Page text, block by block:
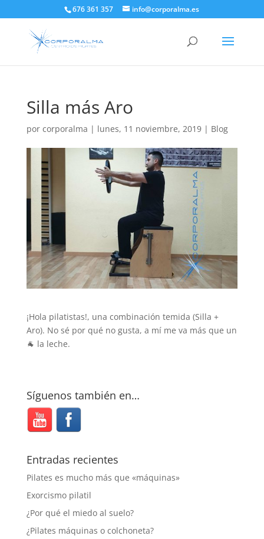
676 361 357 info@corporalma.es
Silla más Aro
por corporalma | lunes, 11 noviembre, 2019| Blog
¡Hola pilatistas!, una combinación temida (Silla +
Aro). No sé por qué no gusta, a mí me va más que un
🐐 la leche.
Síguenos también en…
Entradas recientes
Pilates es mucho más que «máquinas»
Exorcismo pilatil
¿Por qué el miedo al suelo?
¿Pilates máquinas o colchoneta?